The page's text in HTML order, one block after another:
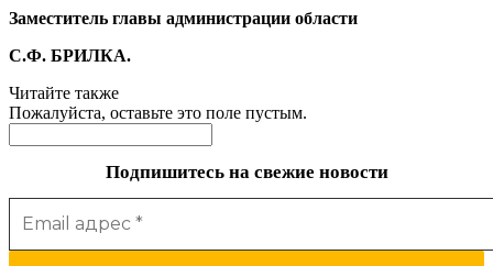
Заместитель главы администрации области
С.Ф. БРИЛКА.
Читайте также
Пожалуйста, оставьте это поле пустым.
Подпишитесь на свежие новости